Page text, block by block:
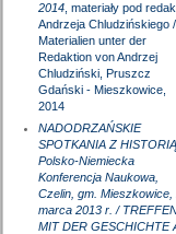
2014, materiały pod
Andrzeja Chludzińskiego /
Materialien unter der
Redaktion von Andrzej
Chludziński, Pruszcz
Gdański - Mieszkowice,
2014
NADODRZAŃSKIE
SPOTKANIA Z HISTORIĄ.
Polsko-Niemiecka
Konferencja Naukowa,
Czelin, gm. Mieszkowice,
marca 2013 r. /
MIT DER GESCHICHTE